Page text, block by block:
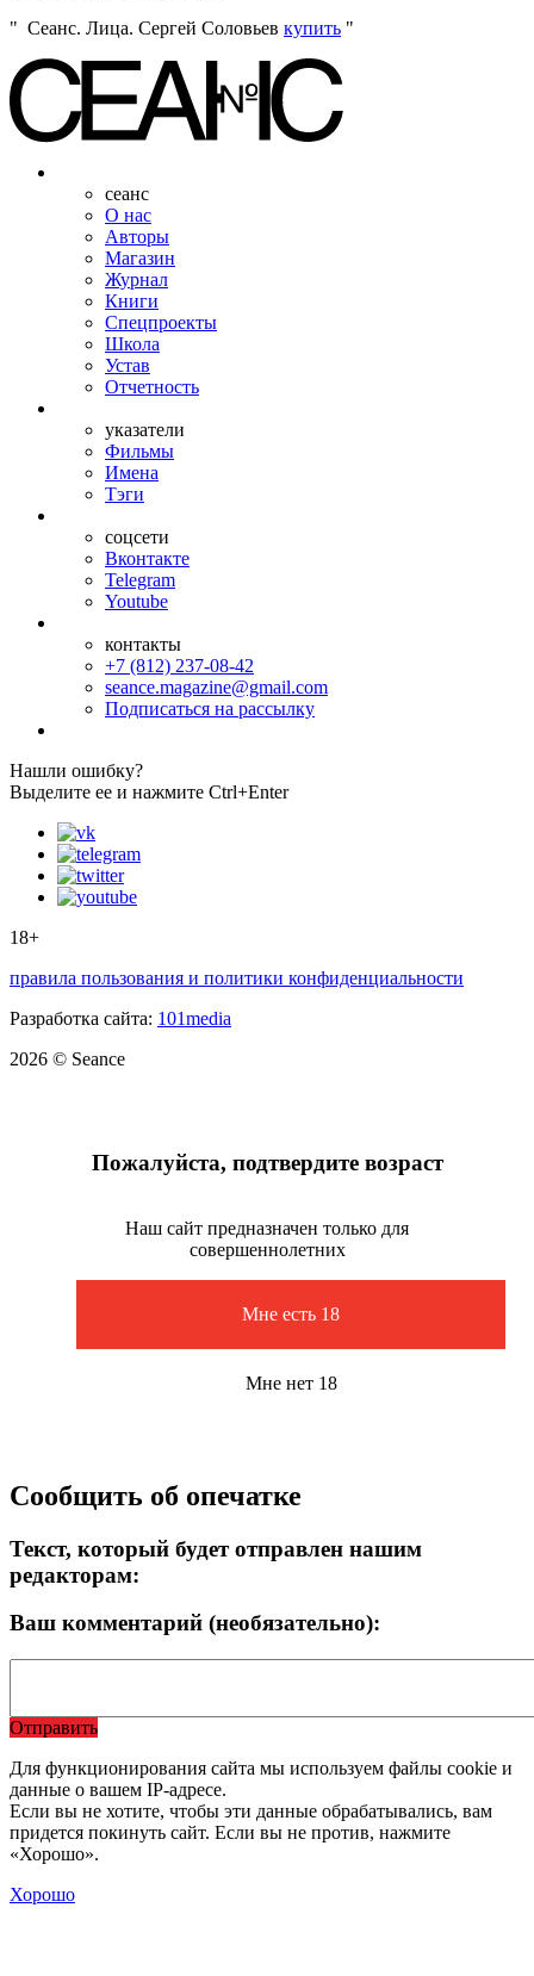
Сеанс. Лица. Сергей Соловьев купить
сеанс
О нас
Авторы
Магазин
Журнал
Книги
Спецпроекты
Школа
Устав
Отчетность
указатели
Фильмы
Имена
Тэги
соцсети
Вконтакте
Telegram
Youtube
контакты
+7 (812) 237-08-42
seance.magazine@gmail.com
Подписаться на рассылку
Нашли ошибку?
Выделите ее и нажмите Ctrl+Enter
18+
правила пользования и политики конфиденциальности
Разработка сайта: 101media
2026 © Seance
Пожалуйста, подтвердите возраст
Наш сайт предназначен только для
совершеннолетних
Мне есть 18
Мне нет 18
Сообщить об опечатке
Текст, который будет отправлен нашим
редакторам:
Ваш комментарий (необязательно):
Отправить
Для функционирования сайта мы используем файлы cookie и
данные о вашем IP-адресе.
Если вы не хотите, чтобы эти данные обрабатывались, вам
придется покинуть сайт. Если вы не против, нажмите
«Хорошо».
Хорошо